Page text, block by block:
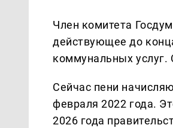
Член комитета
действующее до
коммунальных услуг.
Сейчас пени
февраля 2022 года.
2026 года